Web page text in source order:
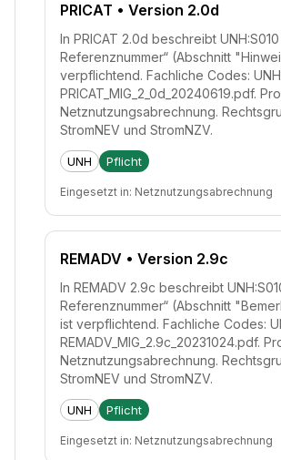
PRICAT • Version 2.0d
In PRICAT 2.0d beschreibt
Referenznummer“ (Abschnitt
verpflichtend. Fachliche Codes:
PRICAT_MIG_2_0d_20240619.pdf.
Netznutzungsabrechnung.
StromNEV und StromNZV.
UNH Pflicht
Eingesetzt in: Netznutzungsabrechnung
REMADV • Version 2.9c
In REMADV 2.9c beschreibt
Referenznummer“ (Abschnitt
ist verpflichtend. Fachliche Codes:
REMADV_MIG_2.9c_20231024.pdf.
Netznutzungsabrechnung.
StromNEV und StromNZV.
UNH Pflicht
Eingesetzt in: Netznutzungsabrechnung